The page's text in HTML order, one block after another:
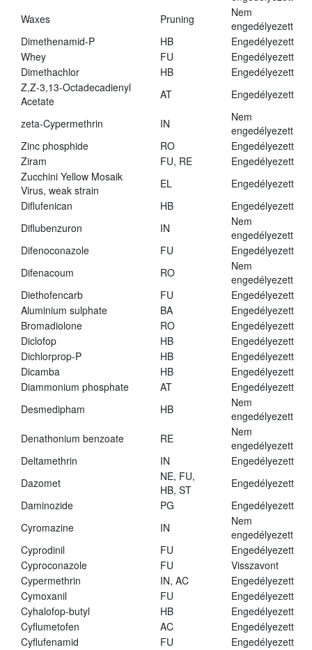
Waxes
Pruning
Nem
engedélyezett
Dimethenamid-P
HB
Engedélyezett
Whey
FU
Engedélyezett
Dimethachlor
HB
Engedélyezett
Z,Z-3,13-Octadecadienyl
Acetate
AT Engedélyezett
zeta-Cypermethrin IN
Nem
engedélyezett
Zinc phosphide
RO
Engedélyezett
Ziram
FU, RE
Engedélyezett
Zucchini Yellow Mosaik
Virus, weak strain
EL
Engedélyezett
Diflufenican
HB
Engedélyezett
Diflubenzuron
IN
Nem
engedélyezett
Difenoconazole
FU
Engedélyezett
Difenacoum
RO
Nem
engedélyezett
Diethofencarb
FU
Engedélyezett
Aluminium sulphate
BA
Engedélyezett
Bromadiolone
RO
Engedélyezett
Diclofop
HB
Engedélyezett
Dichlorprop-P
HB
Engedélyezett
Dicamba
HB
Engedélyezett
Diammonium phosphate
AT
Engedélyezett
Desmedipham
HB
Nem
engedélyezett
Denathonium benzoate
RE
Nem
engedélyezett
Deltamethrin
IN
Engedélyezett
Dazomet
NE, FU,
HB, ST
Engedélyezett
Daminozide
PG
Engedélyezett
Cyromazine
IN
Nem
engedélyezett
Cyprodinil
FU
Engedélyezett
Cyproconazole
FU
Visszavont
Cypermethrin
IN, AC
Engedélyezett
Cymoxanil
FU
Engedélyezett
Cyhalofop-butyl
HB
Engedélyezett
Cyflumetofen
AC
Engedélyezett
Cyflufenamid
FU Engedélyezett